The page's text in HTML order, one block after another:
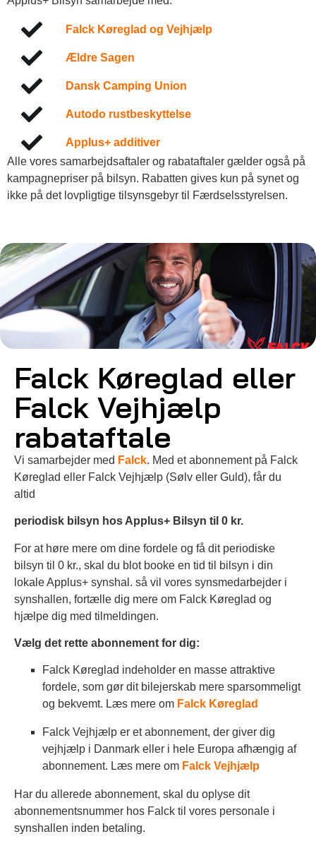
Falck Køreglad og Vejhjælp
Ældre Sagen
Dansk Camping Union
Autodo rustbeskyttelse
Applus+ additiver
Alle vores samarbejdsaftaler og rabataftaler gælder også på
kampagnepriser på bilsyn. Rabatten gives kun på synet og
ikke på det lovpligtige tilsynsgebyr til Færdselsstyrelsen.
Falck Køreglad eller
Falck Vejhjælp
rabataftale
Vi samarbejder med Falck. Med et abonnement på Falck
Køreglad eller Falck Vejhjælp (Sølv eller Guld), får du
altid
periodisk bilsyn hos Applus+ Bilsyn til 0 kr.
For at høre mere om dine fordele og få dit periodiske
bilsyn til 0 kr., skal du blot booke en tid til bilsyn i din
lokale Applus+ synshal. så vil vores synsmedarbejder i
synshallen, fortælle dig mere om Falck Køreglad og
hjælpe dig med tilmeldingen.
Vælg det rette abonnement for dig:
Falck Køreglad indeholder en masse attraktive
fordele, som gør dit bilejerskab mere sparsommeligt
og bekvemt. Læs mere om Falck Køreglad
Falck Vejhjælp er et abonnement, der giver dig
vejhjælp i Danmark eller i hele Europa afhængig af
abonnement. Læs mere om Falck Vejhjælp
Har du allerede abonnement, skal du oplyse dit
abonnementsnummer hos Falck til vores personale i
synshallen inden betaling.